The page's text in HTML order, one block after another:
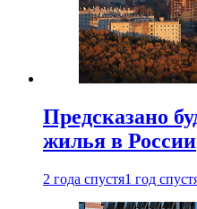
Предсказано
жилья в России
2 года спустя1 год